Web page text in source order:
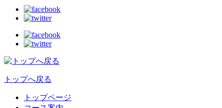
トップへ戻る
トップページ